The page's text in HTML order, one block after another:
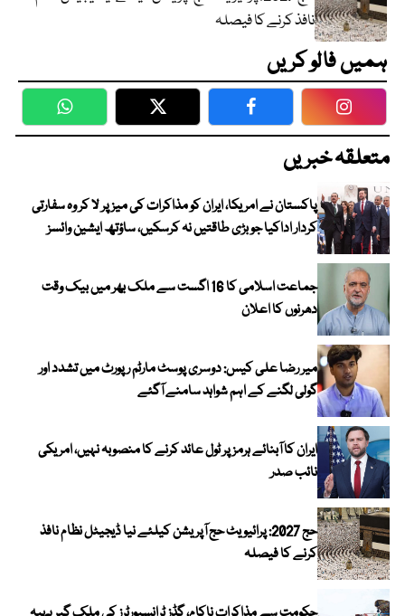
نافذ کرنے کا فیصلہ
ہمیں فالو کریں
WhatsApp Twitter Facebook
متعلقہ خبریں
پاکستان نے امریکا، ایران کو مذاکرات کی میز پر لا کر وہ سفارتی
کردار اداکیا جو بڑی طاقتیں نہ کرسکیں، ساؤتھ ایشین وائسز
جماعت اسلامی کا 16 اگست سے ملک بھر میں بیک وقت
دھرنوں کا اعلان
میر رضا علی کیس: دوسری پوسٹ مارٹم رپورٹ میں تشدد اور
گولی لگنے کے اہم شواہد سامنے آگئے
ایران کا آبنائے ہرمز پر ٹول عائد کرنے کا منصوبہ نہیں، امریکی
نائب صدر
حج 2027: پرائیویٹ حج آپریشن کیلئے نیا ڈیجیٹل نظام نافذ
کرنے کا فیصلہ